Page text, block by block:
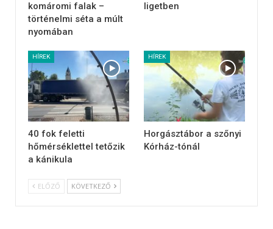
komáromi falak –
történelmi séta a múlt
nyomában
ligetben
HÍREK
40 fok feletti
hőmérséklettel tetőzik
a kánikula
HÍREK
Horgásztábor a szőnyi
Kórház-tónál
ELŐZŐ KÖVETKEZŐ